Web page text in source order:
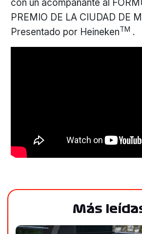
con un acompañante al
PREMIO DE LA CIUDAD DE
Presentado por HeinekenTM .
Más